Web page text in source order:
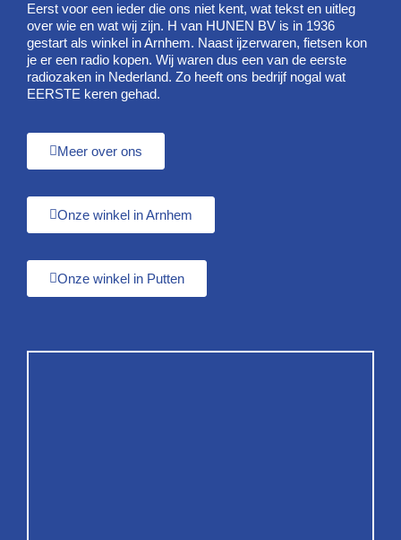
Eerst voor een ieder die ons niet kent, wat tekst en uitleg
over wie en wat wij zijn. H van HUNEN BV is in 1936
gestart als winkel in Arnhem. Naast ijzerwaren, fietsen kon
je er een radio kopen. Wij waren dus een van de eerste
radiozaken in Nederland. Zo heeft ons bedrijf nogal wat
EERSTE keren gehad.
Meer over ons
Onze winkel in Arnhem
Onze winkel in Putten